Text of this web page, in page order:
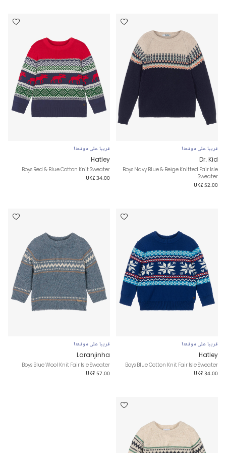
قريبا على موقعنا
Dr. Kid
Boys Navy Blue & Beige Knitted Fair Isle
Sweater
UK£ 52.00
قريبا على موقعنا
Hatley
Boys Red & Blue Cotton Knit Sweater
UK£ 34.00
قريبا على موقعنا
Hatley
Boys Blue Cotton Knit Fair Isle Sweater
UK£ 34.00
قريبا على موقعنا
Laranjinha
Boys Blue Wool Knit Fair Isle Sweater
UK£ 57.00